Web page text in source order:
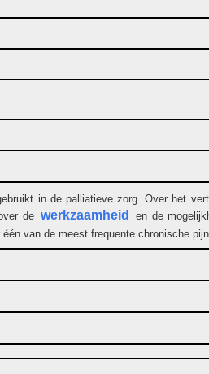
in de palliatieve zorg. Over het
de werkzaamheid en de
van de meest frequente chronische